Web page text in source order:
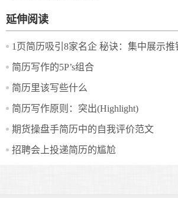
延伸阅读
简历写作的5P’s组合
简历里该写些什么
简历写作原则：突出(Highlight)
期货操盘手简历中的自我评价范文
招聘会上投递简历的尴尬